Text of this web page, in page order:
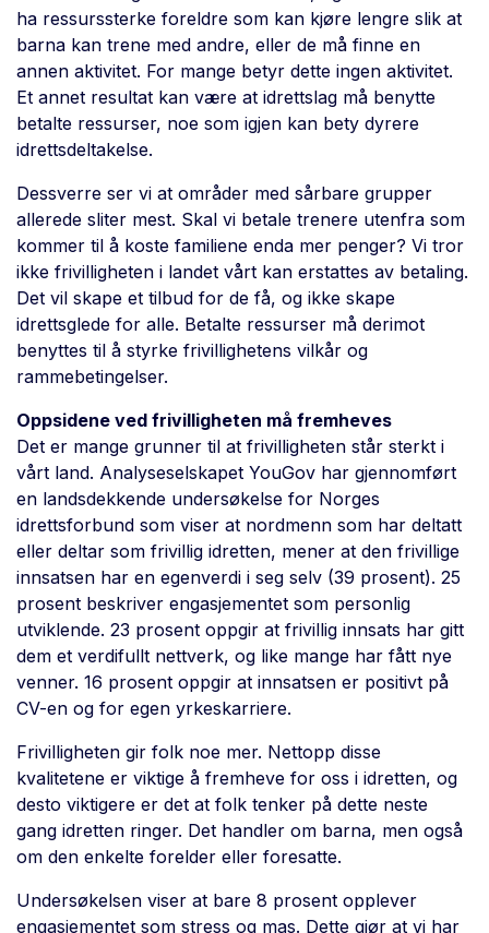
ha ressurssterke foreldre som kan kjøre lengre slik at
barna kan trene med andre, eller de må finne en
annen aktivitet. For mange betyr dette ingen aktivitet.
Et annet resultat kan være at idrettslag må benytte
betalte ressurser, noe som igjen kan bety dyrere
idrettsdeltakelse.
Dessverre ser vi at områder med sårbare grupper
allerede sliter mest. Skal vi betale trenere utenfra som
kommer til å koste familiene enda mer penger? Vi tror
ikke frivilligheten i landet vårt kan erstattes av betaling.
Det vil skape et tilbud for de få, og ikke skape
idrettsglede for alle. Betalte ressurser må derimot
benyttes til å styrke frivillighetens vilkår og
rammebetingelser.
Oppsidene ved frivilligheten må fremheves
Det er mange grunner til at frivilligheten står sterkt i
vårt land. Analyseselskapet YouGov har gjennomført
en landsdekkende undersøkelse for Norges
idrettsforbund som viser at nordmenn som har deltatt
eller deltar som frivillig idretten, mener at den frivillige
innsatsen har en egenverdi i seg selv (39 prosent). 25
prosent beskriver engasjementet som personlig
utviklende. 23 prosent oppgir at frivillig innsats har gitt
dem et verdifullt nettverk, og like mange har fått nye
venner. 16 prosent oppgir at innsatsen er positivt på
CV-en og for egen yrkeskarriere.
Frivilligheten gir folk noe mer. Nettopp disse
kvalitetene er viktige å fremheve for oss i idretten, og
desto viktigere er det at folk tenker på dette neste
gang idretten ringer. Det handler om barna, men også
om den enkelte forelder eller foresatte.
Undersøkelsen viser at bare 8 prosent opplever
engasjementet som stress og mas. Dette gjør at vi har